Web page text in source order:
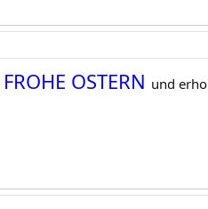
FROHE OSTERN und